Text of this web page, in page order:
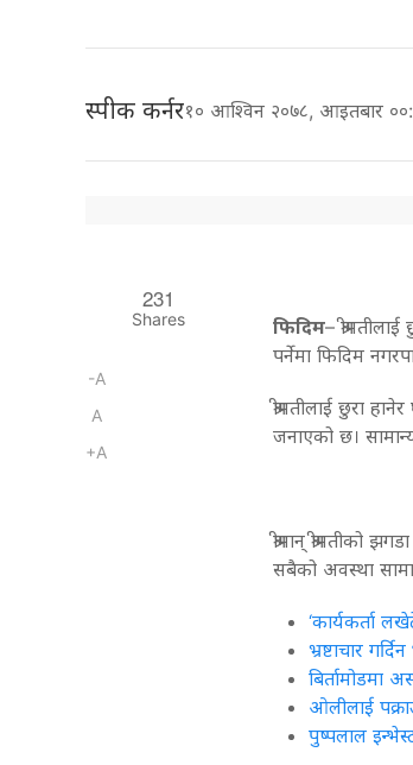
स्पीक कर्नर१० आश्विन २०७८, आइतबार
231
Shares
-A
A
+A
फिदिम–
पर्नेमा फिदिम
श्रीमतीलाई छुरा
जनाएको छ।
श्रीमान् श्रीमतीको
सबैको अवस्था
‘कार्यकर्ता
भ्रष्टाचार
बिर्तामोडमा
ओलीलाई
पुष्पलाल